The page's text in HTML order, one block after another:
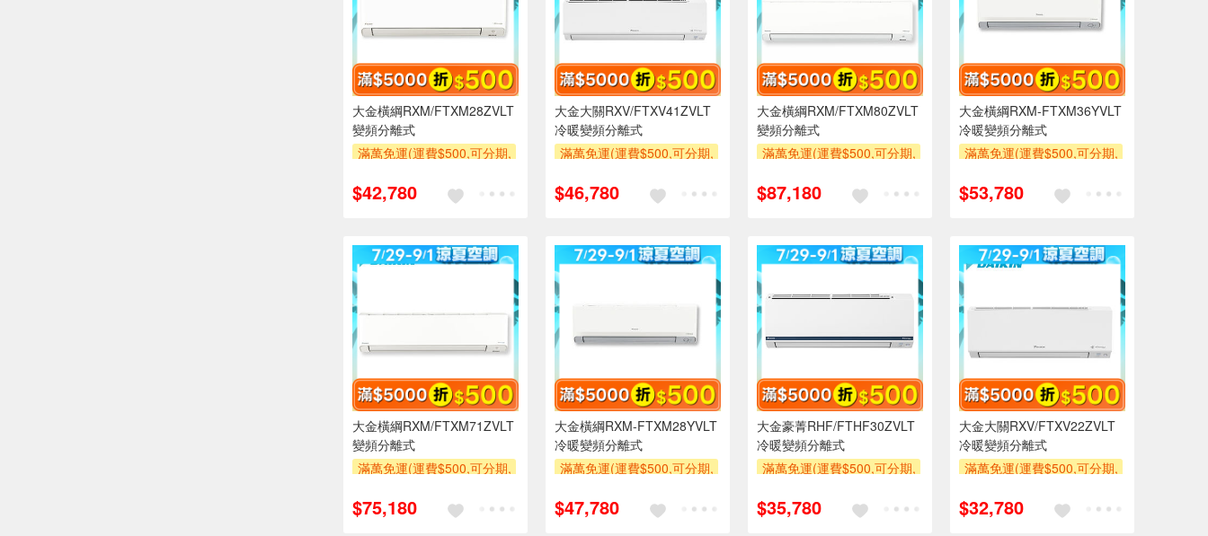
大金橫綱RXM/FTXM28ZVLT
變頻分離式
滿萬免運(運費$500,可分期,
萬元及使用6期以上分期0利
$42,780
大金大關RXV/FTXV41ZVLT
冷暖變頻分離式
滿萬免運(運費$500,可分期,
萬元及使用6期以上分期0利
$46,780
大金橫綱RXM/FTXM80ZVLT
變頻分離式
滿萬免運(運費$500,可分期,
萬元及使用6期以上分期0利
$87,180
大金橫綱RXM-FTXM36YVLT
冷暖變頻分離式
滿萬免運(運費$500,可分期,
萬元及使用6期以上分期0利
$53,780
大金橫綱RXM/FTXM71ZVLT
變頻分離式
滿萬免運(運費$500,可分期,
萬元及使用6期以上分期0利
$75,180
大金橫綱RXM-FTXM28YVLT
冷暖變頻分離式
滿萬免運(運費$500,可分期,
萬元及使用6期以上分期0利
$47,780
大金豪菁RHF/FTHF30ZVLT
冷暖變頻分離式
滿萬免運(運費$500,可分期,
萬元及使用6期以上分期0利
$35,780
大金大關RXV/FTXV22ZVLT
冷暖變頻分離式
滿萬免運(運費$500,可分期,
萬元及使用6期以上分期0利
$32,780